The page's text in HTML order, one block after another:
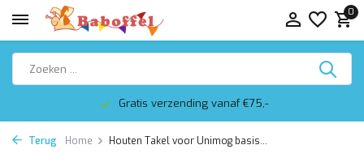
0
Gratis verzending vanaf €75,-
Terug Home Houten Takel voor Unimog basis...